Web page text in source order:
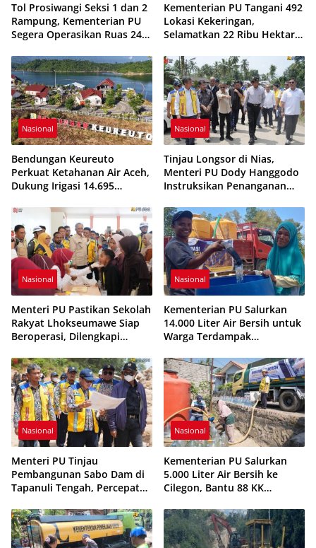
Tol Prosiwangi Seksi 1 dan 2
Rampung, Kementerian PU
Segera Operasikan Ruas 24
Kementerian PU Tangani 492
Lokasi Kekeringan,
Selamatkan 22 Ribu Hektare
Nasional
Bendungan Keureuto
Perkuat Ketahanan Air Aceh,
Dukung Irigasi 14.695
Kemarau
Nasional
Tinjau Longsor di Nias,
Menteri PU Dody Hanggodo
Instruksikan Penanganan
Kerusakan Tak Berulang
Nasional
Menteri PU Pastikan Sekolah
Rakyat Lhokseumawe Siap
Beroperasi, Dilengkapi
Nasional
Kementerian PU Salurkan
14.000 Liter Air Bersih untuk
Warga Terdampak
Timur
Nasional
Menteri PU Tinjau
Pembangunan Sabo Dam di
Tapanuli Tengah, Percepat
Sungai Aek Sigala-gala
Nasional
Kementerian PU Salurkan
5.000 Liter Air Bersih ke
Cilegon, Bantu 88 KK